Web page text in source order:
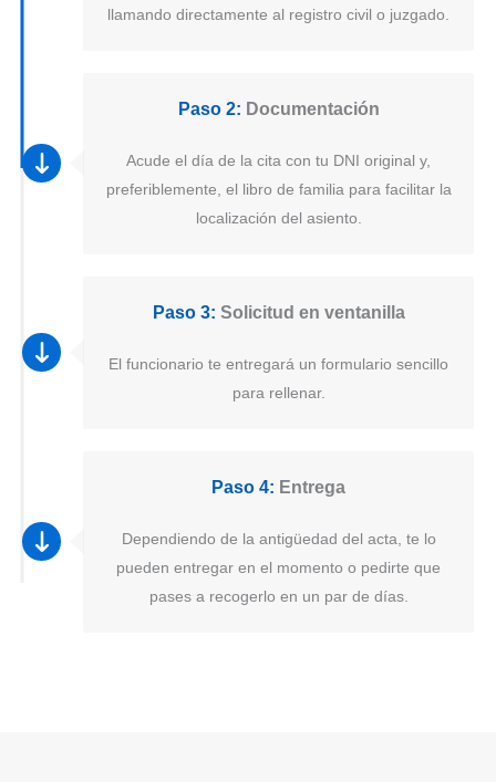
llamando directamente al registro civil o juzgado.
Paso 2: Documentación
Acude el día de la cita con tu DNI original y,
preferiblemente, el libro de familia para facilitar la
localización del asiento.
Paso 3: Solicitud en ventanilla
El funcionario te entregará un formulario sencillo
para rellenar.
Paso 4: Entrega
Dependiendo de la antigüedad del acta, te lo
pueden entregar en el momento o pedirte que
pases a recogerlo en un par de días.